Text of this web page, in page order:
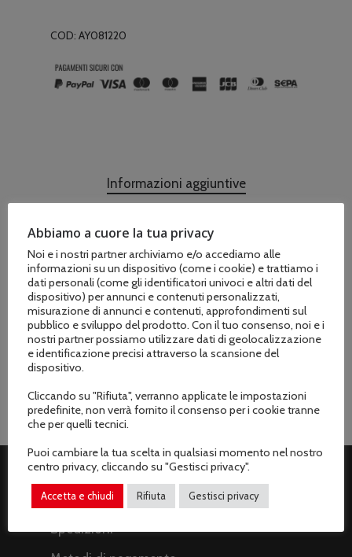
COD: AY081220
Informazioni aggiuntive
Marchio
Protekt
Peso
220 gr, 280 gr, 340 gr.
ASSISTENZA CLIENTI
Spedizioni
Abbiamo a cuore la tua privacy
Noi e i nostri partner archiviamo e/o accediamo alle
informazioni su un dispositivo (come i cookie) e trattiamo i
dati personali (come gli identificatori univoci e altri dati del
dispositivo) per annunci e contenuti personalizzati,
misurazione di annunci e contenuti, approfondimenti sul
pubblico e sviluppo del prodotto. Con il tuo consenso, noi e i
nostri partner possiamo utilizzare dati di geolocalizzazione
e identificazione precisi attraverso la scansione del
dispositivo.
Cliccando su "Rifiuta", verranno applicate le impostazioni
predefinite, non verrà fornito il consenso per i cookie tranne
che per quelli tecnici.
Puoi cambiare la tua scelta in qualsiasi momento nel nostro
centro privacy, cliccando su "Gestisci privacy".
Accetta e chiudi Rifiuta Gestisci privacy